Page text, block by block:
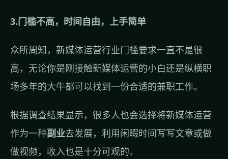
3.门槛不高，时间自由，上手简单
众所周知，新媒体运营行业门槛要求一直不是很
高，无论你是刚接触新媒体运营的小白还是纵横职
场多年的大牛都可以找到一份合适的兼职工作。
根据调查结果显示，很多人也会选择将新媒体运营
作为一种副业去发展，利用闲暇时间写写文章或做
做视频，收入也是十分可观的。